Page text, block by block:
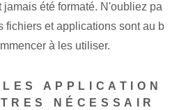
été formaté. N'oubliez pa
fichiers et applications sont au b
à les utiliser.
APPLICATION
NÉCESSAIR